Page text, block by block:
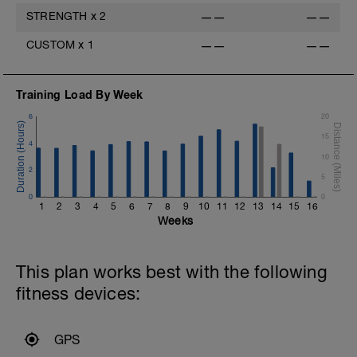
blijven en met hernieuwde motivatie aan
Zie het als investeren in de kwaliteit van
sportieve ontwikkeling.
STRENGTH x 2 —— ——
CUSTOM x 1 —— ——
Training Load By Week
1 2 3 4 5 6 7 8 9 10 11 12 13 14 15 16
0
2
4
6
0
5
10
15
20
Weeks
This plan works best with the following
fitness devices:
GPS